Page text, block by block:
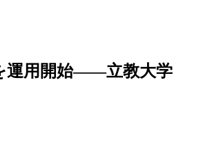
運用開始――立教大学